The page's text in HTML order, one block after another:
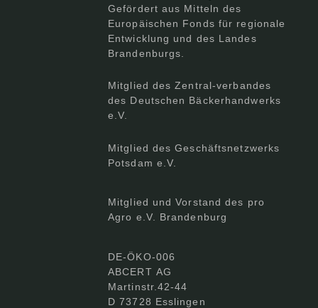
Gefördert aus Mitteln des
Europäischen Fonds für regionale
Entwicklung und des Landes
Brandenburgs.
Mitglied des Zentral-verbandes
des Deutschen Bäckerhandwerks
e.V.
Mitglied des Geschäftsnetzwerks
Potsdam e.V.
Mitglied und Vorstand des pro
Agro e.V. Brandenburg
DE-ÖKO-006
ABCERT AG
Martinstr.42-44
D 73728 Esslingen